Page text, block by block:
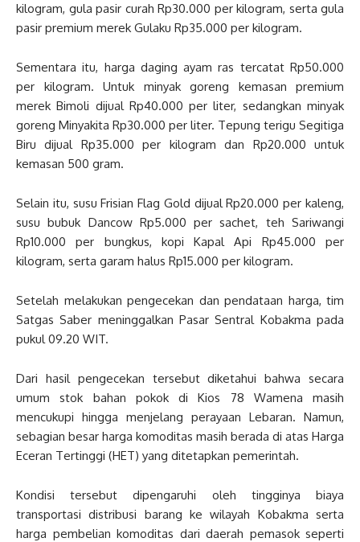
kilogram, gula pasir curah Rp30.000 per kilogram, serta gula
pasir premium merek Gulaku Rp35.000 per kilogram.
Sementara itu, harga daging ayam ras tercatat Rp50.000
per kilogram. Untuk minyak goreng kemasan premium
merek Bimoli dijual Rp40.000 per liter, sedangkan minyak
goreng Minyakita Rp30.000 per liter. Tepung terigu Segitiga
Biru dijual Rp35.000 per kilogram dan Rp20.000 untuk
kemasan 500 gram.
Selain itu, susu Frisian Flag Gold dijual Rp20.000 per kaleng,
susu bubuk Dancow Rp5.000 per sachet, teh Sariwangi
Rp10.000 per bungkus, kopi Kapal Api Rp45.000 per
kilogram, serta garam halus Rp15.000 per kilogram.
Setelah melakukan pengecekan dan pendataan harga, tim
Satgas Saber meninggalkan Pasar Sentral Kobakma pada
pukul 09.20 WIT.
Dari hasil pengecekan tersebut diketahui bahwa secara
umum stok bahan pokok di Kios 78 Wamena masih
mencukupi hingga menjelang perayaan Lebaran. Namun,
sebagian besar harga komoditas masih berada di atas Harga
Eceran Tertinggi (HET) yang ditetapkan pemerintah.
Kondisi tersebut dipengaruhi oleh tingginya biaya
transportasi distribusi barang ke wilayah Kobakma serta
harga pembelian komoditas dari daerah pemasok seperti